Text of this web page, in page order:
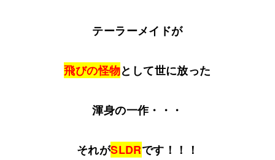
テーラーメイドが
飛びの怪物として世に放った
渾身の一作・・・
それがSLDRです！！！